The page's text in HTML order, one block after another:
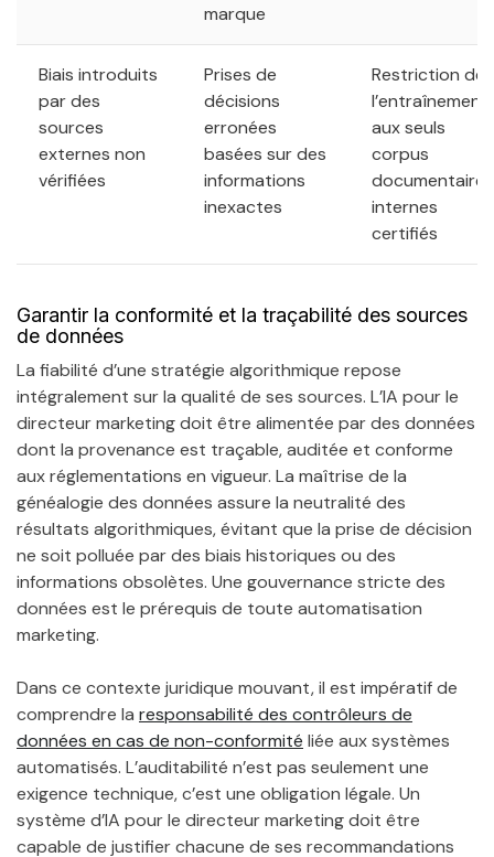
marque
Biais introduits
par des
sources
externes non
vérifiées
Prises de
décisions
erronées
basées sur des
informations
inexactes
Restriction de
l’entraînement
aux seuls
corpus
documentaires
internes
certifiés
Garantir la conformité et la traçabilité des sources
de données
La fiabilité d’une stratégie algorithmique repose
intégralement sur la qualité de ses sources. L’IA pour le
directeur marketing doit être alimentée par des données
dont la provenance est traçable, auditée et conforme
aux réglementations en vigueur. La maîtrise de la
généalogie des données assure la neutralité des
résultats algorithmiques, évitant que la prise de décision
ne soit polluée par des biais historiques ou des
informations obsolètes. Une gouvernance stricte des
données est le prérequis de toute automatisation
marketing.
Dans ce contexte juridique mouvant, il est impératif de
comprendre la responsabilité des contrôleurs de
données en cas de non-conformité liée aux systèmes
automatisés. L’auditabilité n’est pas seulement une
exigence technique, c’est une obligation légale. Un
système d’IA pour le directeur marketing doit être
capable de justifier chacune de ses recommandations